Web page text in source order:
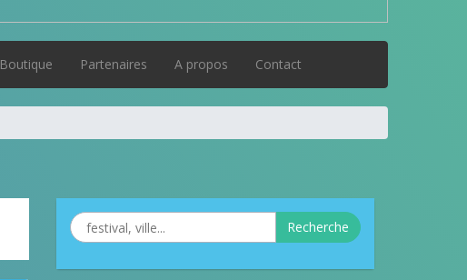
Boutique Partenaires A propos Contact
Recherche